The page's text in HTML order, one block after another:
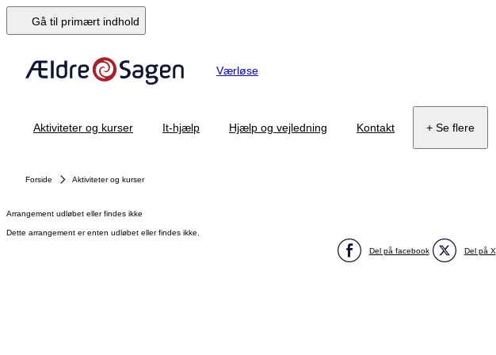
Gå til primært indhold
Værløse
Aktiviteter og kurser It-hjælp Hjælp og vejledning Kontakt + Se flere
Forside Aktiviteter og kurser
Arrangement udløbet eller findes ikke
Dette arrangement er enten udløbet eller findes ikke.
Del på facebook Del på X